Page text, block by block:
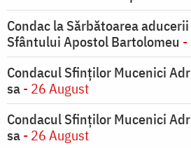
Condac la Sărbătoarea
Sfântului Apostol Bartolomeu -
Condacul Sfinţilor Mucenici
sa- 26 August
Condacul Sfinţilor Mucenici
sa- 26 August